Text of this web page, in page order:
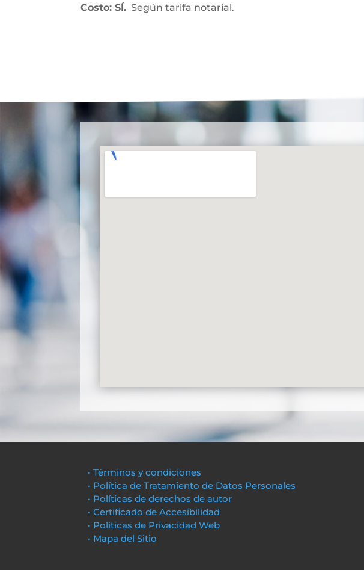
Costo: SÍ. Según tarifa notarial.
• Términos y condiciones
• Política de Tratamiento de Datos Personales
• Políticas de derechos de autor
• Certificado de Accesibilidad
• Políticas de Privacidad Web
• Mapa del Sitio